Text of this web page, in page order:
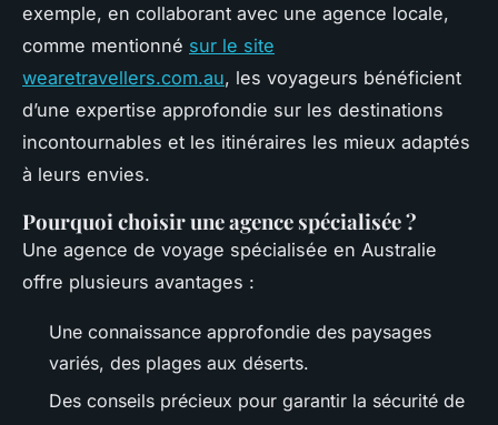
exemple, en collaborant avec une agence locale,
comme mentionné sur le site
wearetravellers.com.au, les voyageurs bénéficient
d’une expertise approfondie sur les destinations
incontournables et les itinéraires les mieux adaptés
à leurs envies.
Pourquoi choisir une agence spécialisée ?
Une agence de voyage spécialisée en Australie
offre plusieurs avantages :
Une connaissance approfondie des paysages
variés, des plages aux déserts.
Des conseils précieux pour garantir la sécurité de